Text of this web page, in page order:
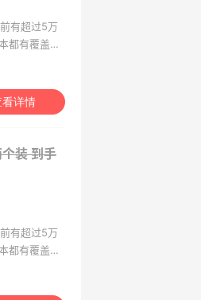
有超过5万
都有覆盖。
看详情
个装到手
有超过5万
都有覆盖。